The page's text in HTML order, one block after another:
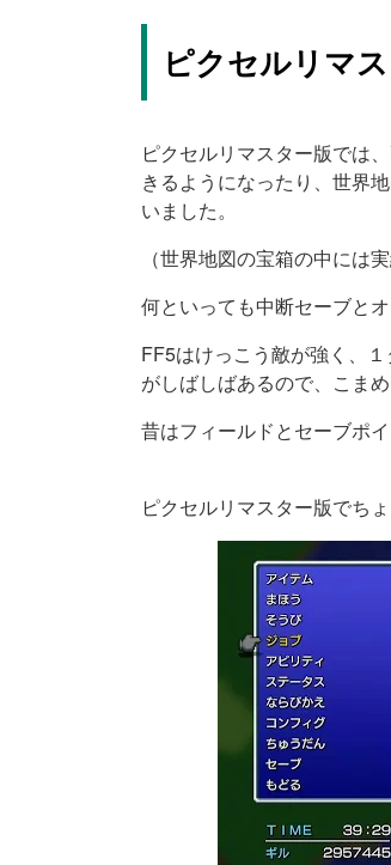
ピクセルリマ
ピクセルリマスター版では
きるようになったり、世界
いました。
（世界地図の宝箱の中には
何といっても中断セーブと
FF5はけっこう敵が強く、
がしばしばあるので、こま
昔はフィールドとセーブポ
ピクセルリマスター版でち